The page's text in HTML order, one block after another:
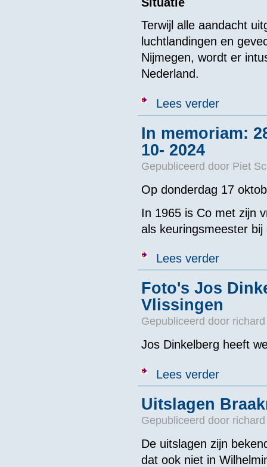
Terwijl alle aandacht
luchtlandingen en
Nijmegen, wordt er
Nederland.
Lees verderover De
In memoriam:
10- 2024
Gepubliceerd door Piet
Op donderdag 17
In 1965 is Co met zijn
als keuringsmeester
Lees verderover In
Foto's Jos
Vlissingen
Gepubliceerd door
Jos Dinkelberg heeft
Lees verderover Foto's
Uitslagen
Gepubliceerd door
De uitslagen zijn
dat ook niet in